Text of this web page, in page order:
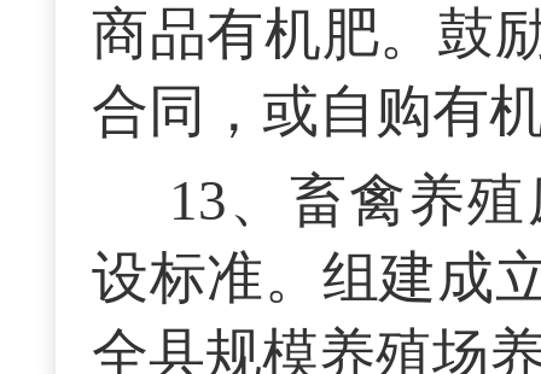
商品有机肥。鼓
合同，或自购有
13、畜禽养
设标准。组建成
全县规模养殖场